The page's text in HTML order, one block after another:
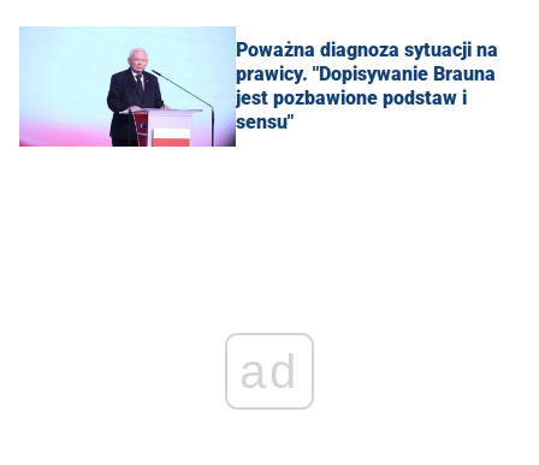
Poważna diagnoza sytuacji na
prawicy. "Dopisywanie Brauna
jest pozbawione podstaw i
sensu"
ad